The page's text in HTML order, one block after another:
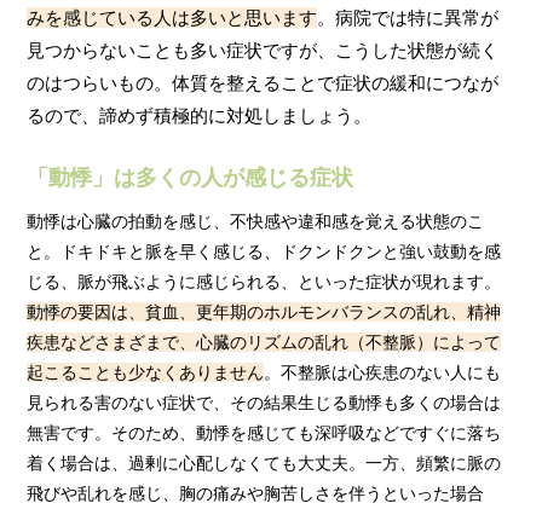
みを感じている人は多いと思います。病院では特に異常が
見つからないことも多い症状ですが、こうした状態が続く
のはつらいもの。体質を整えることで症状の緩和につなが
るので、諦めず積極的に対処しましょう。
「動悸」は多くの人が感じる症状
動悸は心臓の拍動を感じ、不快感や違和感を覚える状態のこ
と。ドキドキと脈を早く感じる、ドクンドクンと強い鼓動を感
じる、脈が飛ぶように感じられる、といった症状が現れます。
動悸の要因は、貧血、更年期のホルモンバランスの乱れ、精神
疾患などさまざまで、心臓のリズムの乱れ（不整脈）によって
起こることも少なくありません。不整脈は心疾患のない人にも
見られる害のない症状で、その結果生じる動悸も多くの場合は
無害です。そのため、動悸を感じても深呼吸などですぐに落ち
着く場合は、過剰に心配しなくても大丈夫。一方、頻繁に脈の
飛びや乱れを感じ、胸の痛みや胸苦しさを伴うといった場合